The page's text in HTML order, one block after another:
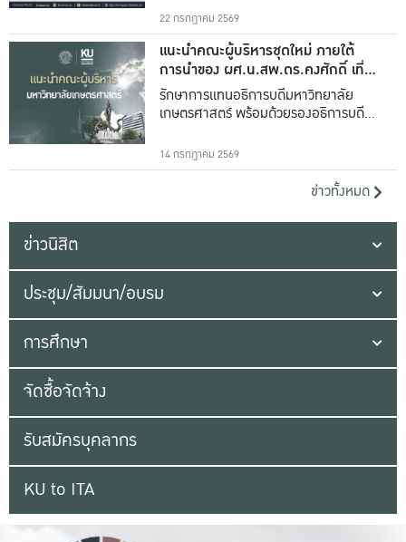
22 กรกฎาคม 2569
แนะนำคณะผู้บริหารชุดใหม่ ภายใต้
การนำของ ผศ.น.สพ.ดร.คงศักดิ์ เที่ยง
ธรรม
รักษาการแทนอธิการบดีมหาวิทยาลัย
เกษตรศาสตร์ พร้อมด้วยรองอธิการบดีทั้ง
14 กรกฎาคม 2569
ข่าวทั้งหมด
ข่าวนิสิต
ประชุม/สัมมนา/อบรม
การศึกษา
จัดซื้อจัดจ้าง
รับสมัครบุคลากร
KU to ITA